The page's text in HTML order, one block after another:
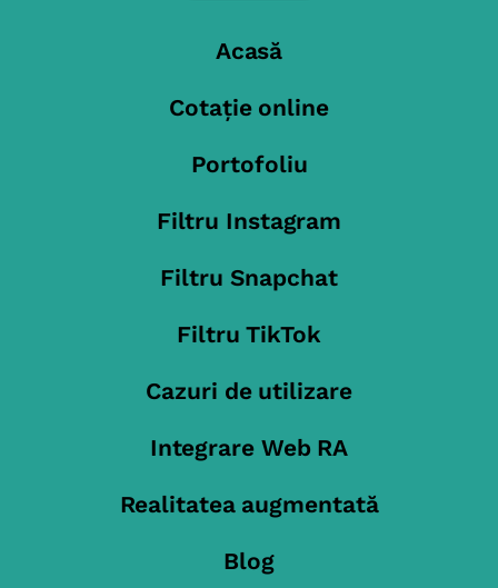
Acasă
Cotație online
Portofoliu
Filtru Instagram
Filtru Snapchat
Filtru TikTok
Cazuri de utilizare
Integrare Web RA
Realitatea augmentată
Blog